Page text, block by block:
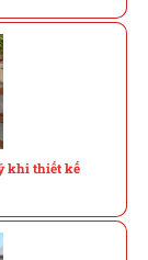
khi thiết kế